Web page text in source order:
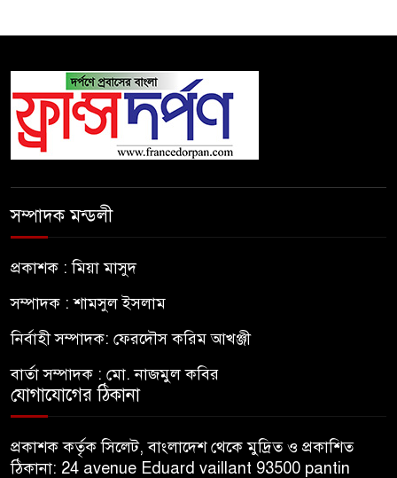
সম্পাদক মন্ডলী
প্রকাশক : মিয়া মাসুদ
সম্পাদক : শামসুল ইসলাম
নির্বাহী সম্পাদক: ফেরদৌস করিম আখঞ্জী
বার্তা সম্পাদক : মো. নাজমুল কবির
যোগাযোগের ঠিকানা
প্রকাশক কর্তৃক সিলেট, বাংলাদেশ থেকে মুদ্রিত ও প্রকাশিত
ঠিকানা: 24 avenue Eduard vaillant 93500 pantin